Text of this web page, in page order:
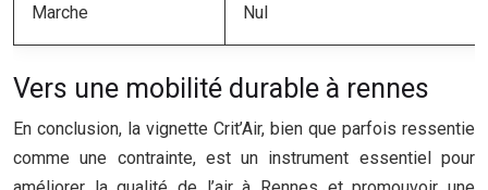
Marche Nul
Vers une mobilité durable à rennes
En conclusion, la vignette Crit’Air, bien que parfois ressentie
comme une contrainte, est un instrument essentiel pour